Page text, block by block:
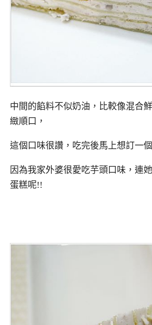
中間的餡料不似奶油，比較像混合
緻順口，
這個口味很讚，吃完後馬上想訂一個
因為我家外婆很愛吃芋頭口味，連
蛋糕呢!!